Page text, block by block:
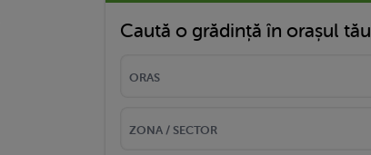
Caută o grădință în orașul tău